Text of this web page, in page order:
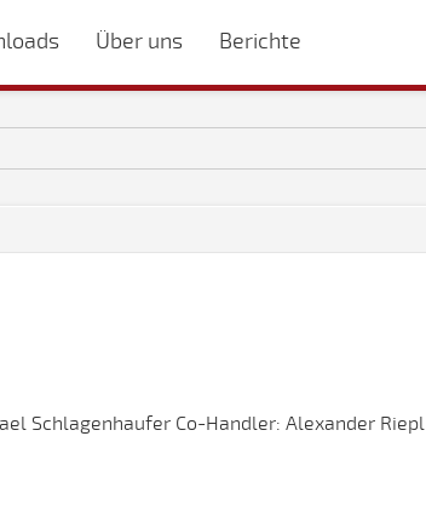
Über uns Berichte
Schlagenhaufer Co-Handler: Alexander Riepl